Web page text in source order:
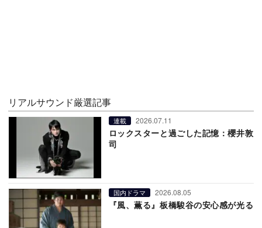
リアルサウンド厳選記事
連載 2026.07.11
ロックスターと過ごした記憶：櫻井敦
司
国内ドラマ 2026.08.05
『風、薫る』板橋駿谷の安心感が光る